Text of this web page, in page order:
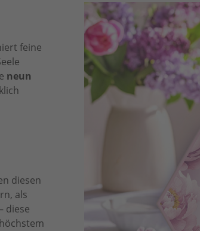
feine
neun
diesen
als
diese